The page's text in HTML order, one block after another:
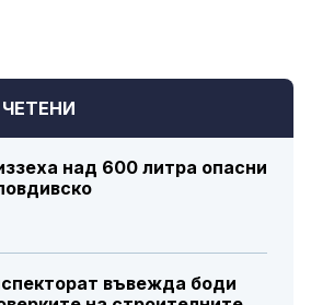
ЧЕТЕНИ
над 600 литра опасни
въвежда боди